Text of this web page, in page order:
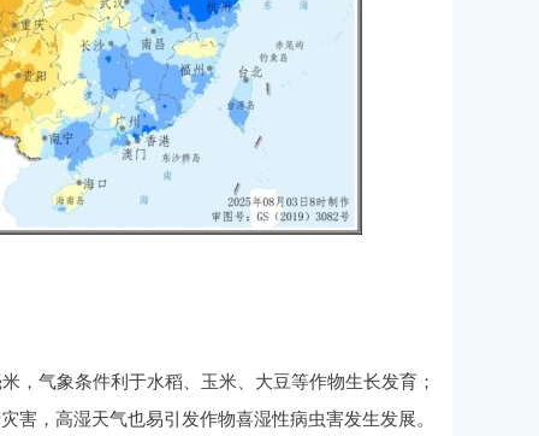
气象条件利于水稻、玉米、大豆等作物生长发育；
，高湿天气也易引发作物喜湿性病虫害发生发展。